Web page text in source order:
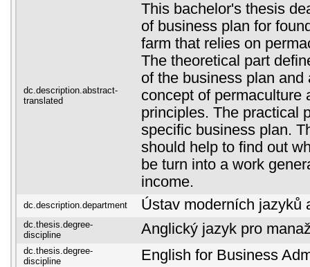
dc.description.abstract-
translated
This bachelor's thesis
of business plan for
farm that relies on
The theoretical part
of the business plan and
concept of permaculture
principles. The practical
specific business plan.
should help to find out
be turn into a work
income.
dc.description.department Ústav moderních jazyků
dc.thesis.degree-
discipline
Anglický jazyk pro
dc.thesis.degree-
discipline
English for Business